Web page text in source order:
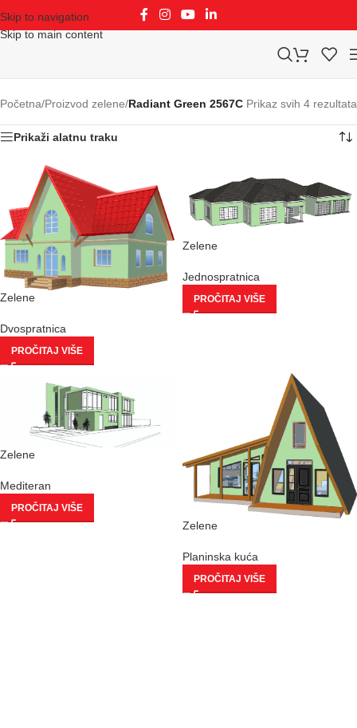
Skip to navigation
Skip to main content
Početna/Proizvod zelene/Radiant Green 2567C Prikaz svih 4 rezultata
Prikaži alatnu traku
Zelene
Dvospratnica
PROČITAJ VIŠE
Zelene
Jednospratnica
PROČITAJ VIŠE
Zelene
Mediteran
PROČITAJ VIŠE
Zelene
Planinska kuća
PROČITAJ VIŠE